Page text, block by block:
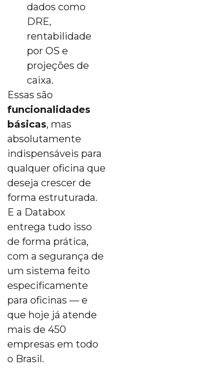
dados como
DRE,
rentabilidade
por OS e
projeções de
caixa.
Essas são
funcionalidades
básicas, mas
absolutamente
indispensáveis para
qualquer oficina que
deseja crescer de
forma estruturada.
E a Databox
entrega tudo isso
de forma prática,
com a segurança de
um sistema feito
especificamente
para oficinas — e
que hoje já atende
mais de 450
empresas em todo
o Brasil.